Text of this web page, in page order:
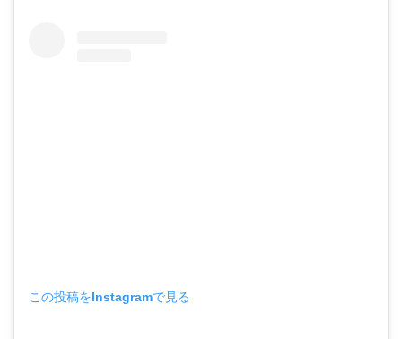
この投稿をInstagramで見る